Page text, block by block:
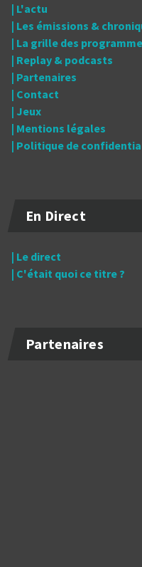
| L'actu
| Les émissions &
| La grille des
| Replay & podcasts
| Partenaires
| Contact
| Jeux
| Mentions légales
| Politique de
En Direct
| Le direct
| C'était quoi ce titre ?
Partenaires